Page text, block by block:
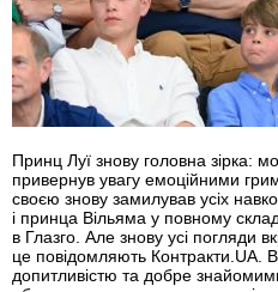
Принц Луї знову головна зірка:
привернув увагу емоційними
своєю знову замилував усіх
і принца Вільяма у повному
в Глазго. Але знову усі
це повідомляють Контракти.UA.
допитливістю та добре